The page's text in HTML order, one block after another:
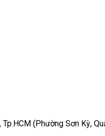
Tp.HCM (Phường Sơn Kỳ,